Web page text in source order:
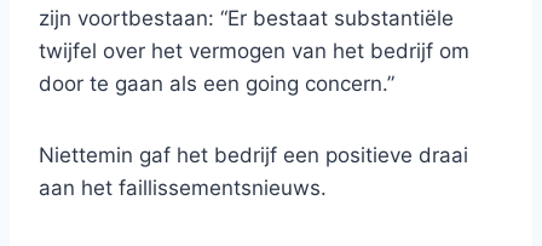
zijn voortbestaan: “Er bestaat substantiële
twijfel over het vermogen van het bedrijf om
door te gaan als een going concern.”
Niettemin gaf het bedrijf een positieve draai
aan het faillissementsnieuws.